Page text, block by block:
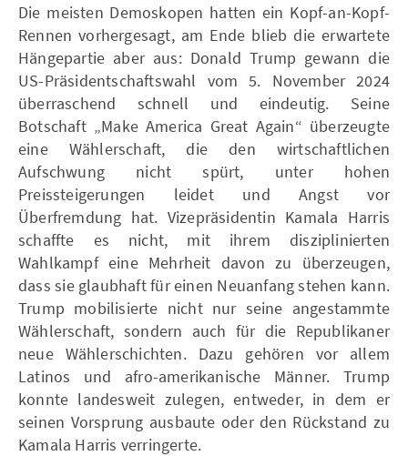
Die meisten Demoskopen hatten ein Kopf-an-Kopf-
Rennen vorhergesagt, am Ende blieb die erwartete
Hängepartie aber aus: Donald Trump gewann die
US-Präsidentschaftswahl vom 5. November 2024
überraschend schnell und eindeutig. Seine
Botschaft „Make America Great Again“ überzeugte
eine Wählerschaft, die den wirtschaftlichen
Aufschwung nicht spürt, unter hohen
Preissteigerungen leidet und Angst vor
Überfremdung hat. Vizepräsidentin Kamala Harris
schaffte es nicht, mit ihrem disziplinierten
Wahlkampf eine Mehrheit davon zu überzeugen,
dass sie glaubhaft für einen Neuanfang stehen kann.
Trump mobilisierte nicht nur seine angestammte
Wählerschaft, sondern auch für die Republikaner
neue Wählerschichten. Dazu gehören vor allem
Latinos und afro-amerikanische Männer. Trump
konnte landesweit zulegen, entweder, in dem er
seinen Vorsprung ausbaute oder den Rückstand zu
Kamala Harris verringerte.